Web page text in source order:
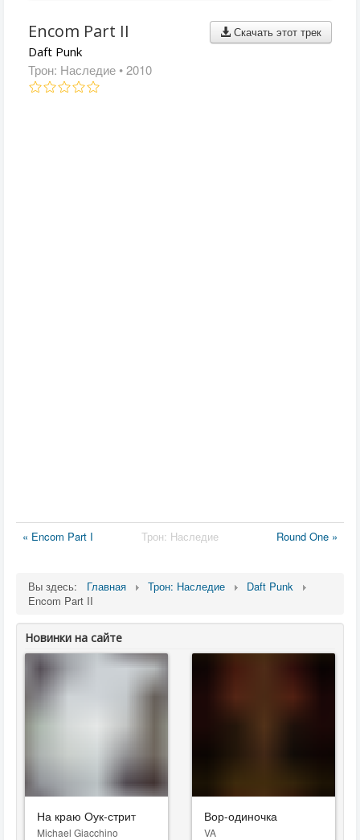
Скачать этот трек
Encom Part II
Daft Punk
Трон: Наследие • 2010
« Encom Part I Трон: Наследие Round One »
Вы здесь: Главная Трон: Наследие
Daft Punk
Encom Part II
Новинки на сайте
На краю Оук-стрит
Michael Giacchino
Вор-одиночка
VA